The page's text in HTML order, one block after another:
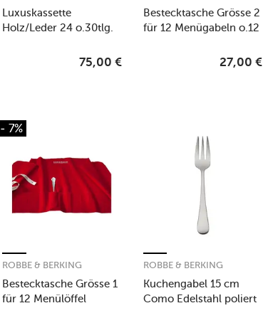
Luxuskassette
Holz/Leder 24 o.30tlg.
75,00 €
Bestecktasche Grösse 2
für 12 Menügabeln o.12
27,00 €
- 7%
Bestecktasche Grösse 1
für 12 Menülöffel
ROBBE & BERKING
Kuchengabel 15 cm
Como Edelstahl poliert
ROBBE & BERKING